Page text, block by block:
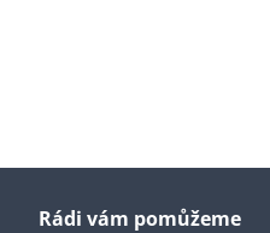
Rádi vám pomůžeme